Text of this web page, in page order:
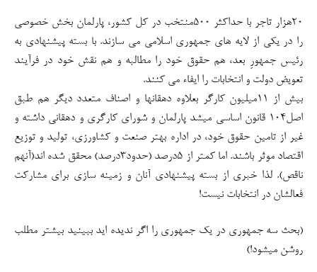
۲۰هزار تاجر با حداکثر ۵۰۰منتخب در کل کشور، پارلمان بخش خصوصی
را در یکی از لایه های جمهوری اسلامی می سازند. با بسته پیشنهادی به
رئیس جمهورِ بعد، هم حقوق خود را مطالبه و هم نقش خود در فرآیند
تعویض دولت و انتخابات را ایفاء می کنند.
بیش از ۱۱میلیون کارگر بعلاوه دهقانها و اصناف متعدد دیگر هم طبق
اصل۱۰۴ قانون اساسی میشد پارلمان و شورای کارگری و دهقانی داشته و
غیر از تامین حقوق خود، در اداره بهتر صنعت و کشاورزی، تولید و توزیع
اقتصاد موثر باشند. اما کمتر از ۵درصد (حدود۳درصد) محقق شده اند(آنهم
ناقص). لذا خبری از بسته پیشنهادی آنان و زمینه سازی برای مشارکت
فعالشان در انتخابات نیست!
(بحث سه جمهوری در یک جمهوری را اگر ندیده اید ببینید بیشتر مطلب
روشن میشود!)